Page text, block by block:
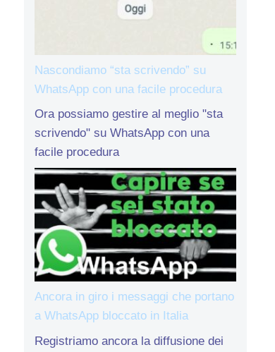
Nascondiamo “sta scrivendo” su
WhatsApp con una facile procedura
Ora possiamo gestire al meglio "sta
scrivendo" su WhatsApp con una
facile procedura
Ancora in giro i messaggi che portano
a WhatsApp bloccato in Italia
Registriamo ancora la diffusione dei